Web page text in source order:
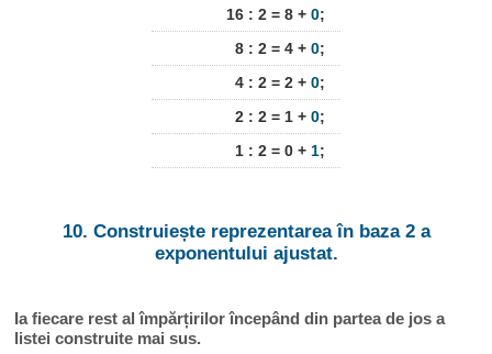
16 : 2 = 8 + 0;
8 : 2 = 4 + 0;
4 : 2 = 2 + 0;
2 : 2 = 1 + 0;
1 : 2 = 0 + 1;
10. Construiește reprezentarea în baza 2 a
exponentului ajustat.
Ia fiecare rest al împărțirilor începând din partea de jos a
listei construite mai sus.